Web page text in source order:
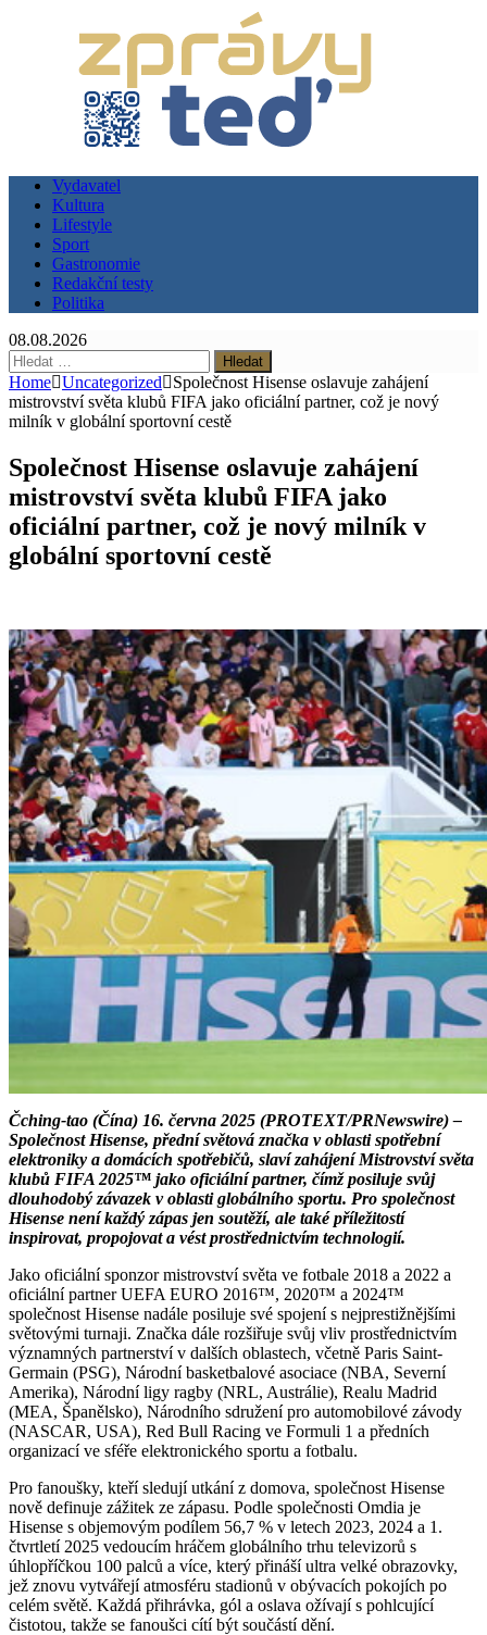
Vydavatel
Kultura
Lifestyle
Sport
Gastronomie
Redakční testy
Politika
08.08.2026
Vyhledávání
Home Uncategorized
Společnost Hisense oslavuje zahájení
mistrovství světa klubů FIFA jako oficiální partner, což je nový
milník v globální sportovní cestě
Společnost Hisense oslavuje zahájení
mistrovství světa klubů FIFA jako
oficiální partner, což je nový milník v
globální sportovní cestě
Čching-tao (Čína) 16. června 2025 (PROTEXT/PRNewswire) –
Společnost Hisense, přední světová značka v oblasti spotřební
elektroniky a domácích spotřebičů, slaví zahájení Mistrovství světa
klubů FIFA 2025™ jako oficiální partner, čímž posiluje svůj
dlouhodobý závazek v oblasti globálního sportu. Pro společnost
Hisense není každý zápas jen soutěží, ale také příležitostí
inspirovat, propojovat a vést prostřednictvím technologií.
Jako oficiální sponzor mistrovství světa ve fotbale 2018 a 2022 a
oficiální partner UEFA EURO 2016™, 2020™ a 2024™
společnost Hisense nadále posiluje své spojení s nejprestižnějšími
světovými turnaji. Značka dále rozšiřuje svůj vliv prostřednictvím
významných partnerství v dalších oblastech, včetně Paris Saint-
Germain (PSG), Národní basketbalové asociace (NBA, Severní
Amerika), Národní ligy ragby (NRL, Austrálie), Realu Madrid
(MEA, Španělsko), Národního sdružení pro automobilové závody
(NASCAR, USA), Red Bull Racing ve Formuli 1 a předních
organizací ve sféře elektronického sportu a fotbalu.
Pro fanoušky, kteří sledují utkání z domova, společnost Hisense
nově definuje zážitek ze zápasu. Podle společnosti Omdia je
Hisense s objemovým podílem 56,7 % v letech 2023, 2024 a 1.
čtvrtletí 2025 vedoucím hráčem globálního trhu televizorů s
úhlopříčkou 100 palců a více, který přináší ultra velké obrazovky,
jež znovu vytvářejí atmosféru stadionů v obývacích pokojích po
celém světě. Každá přihrávka, gól a oslava ožívají s pohlcující
čistotou, takže se fanoušci cítí být součástí dění.